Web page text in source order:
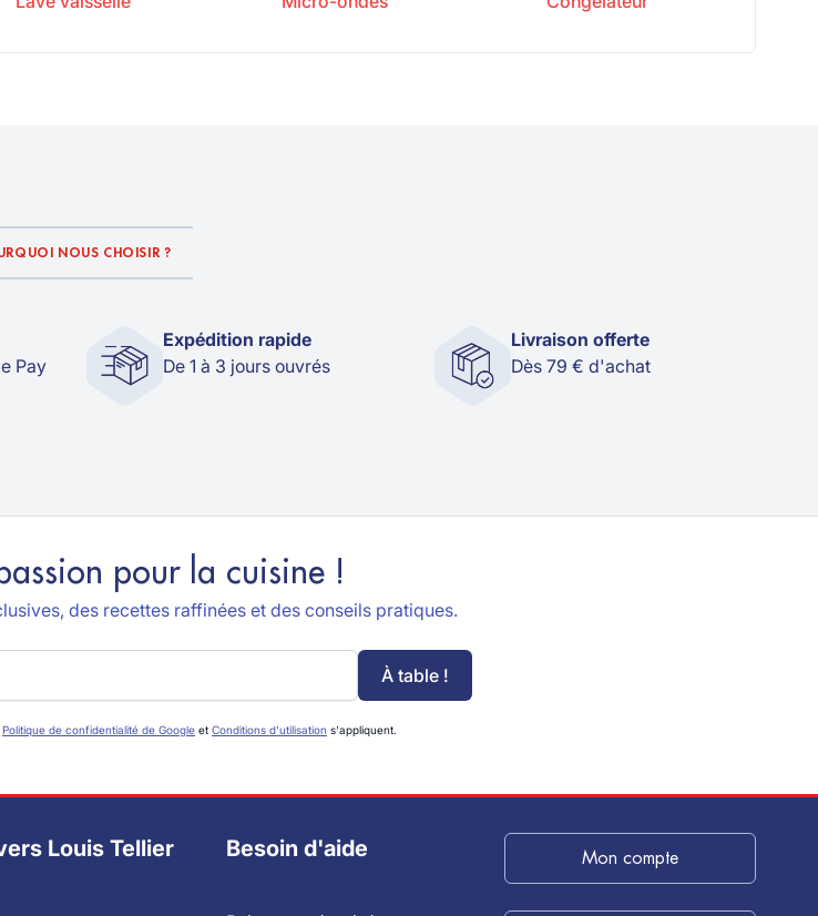
NOUS CHOISIR ?
Pay
Expédition rapide
De 1 à 3 jours ouvrés
Livraison offerte
Dès 79 € d'achat
pour la cuisine !
des recettes raffinées et des conseils pratiques.
À table !
Politique de confidentialité de Google et Conditions d'utilisation s'appliquent.
Louis Tellier Besoin d'aide Mon compte